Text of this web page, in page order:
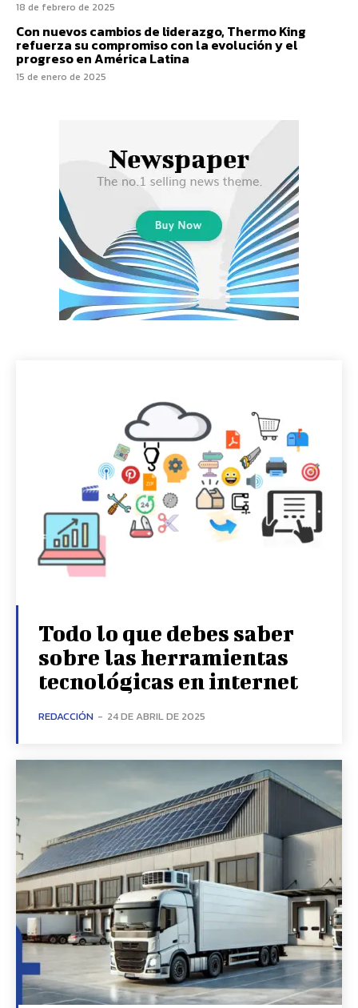
18 de febrero de 2025
Con nuevos cambios de liderazgo, Thermo King
refuerza su compromiso con la evolución y el
progreso en América Latina
15 de enero de 2025
Todo lo que debes saber
sobre las herramientas
tecnológicas en internet
REDACCIÓN - 24 DE ABRIL DE 2025